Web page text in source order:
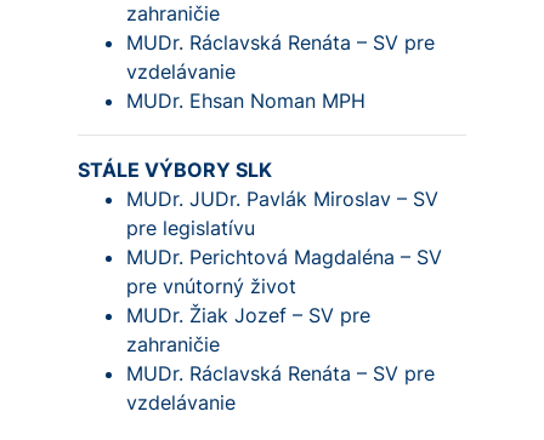
zahraničie
MUDr. Ráclavská Renáta – SV pre
vzdelávanie
MUDr. Ehsan Noman MPH
STÁLE VÝBORY SLK
MUDr. JUDr. Pavlák Miroslav – SV
pre legislatívu
MUDr. Perichtová Magdaléna – SV
pre vnútorný život
MUDr. Žiak Jozef – SV pre
zahraničie
MUDr. Ráclavská Renáta – SV pre
vzdelávanie